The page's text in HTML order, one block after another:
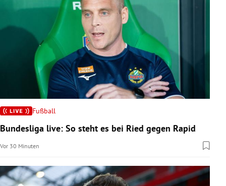
Untermenü
Untermenü
Untermenü
Fußball
Bundesliga live: So steht es bei Ried gegen Rapid
Vor 30 Minuten